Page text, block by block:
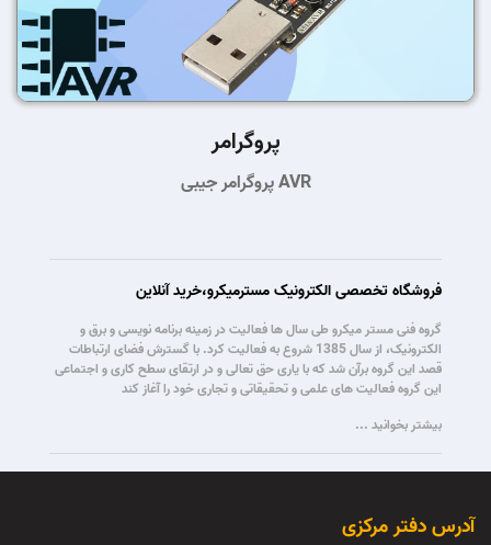
پروگرامر
پروگرامر جیبی AVR
فروشگاه تخصصی الکترونیک مسترمیکرو،خرید آنلاین
گروه فنی مستر میکرو طی سال ها فعالیت در زمینه برنامه نویسی و برق و
الکترونیک، از سال 1385 شروع به فعالیت کرد. با گسترش فضای ارتباطات
قصد این گروه برآن شد که با یاری حق تعالی و در ارتقای سطح کاری و اجتماعی
این گروه فعالیت های علمی و تحقیقاتی و تجاری خود را آغاز کند
بیشتر بخوانید ...
آدرس دفتر مرکزی